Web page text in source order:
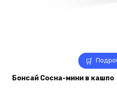
Бонсай Сосна-мини в кашпо